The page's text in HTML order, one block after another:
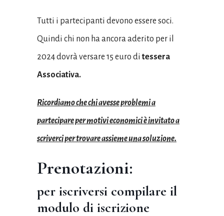
Tutti i partecipanti devono essere soci.
Quindi chi non ha ancora aderito per il
2024 dovrà versare 15 euro di tessera
Associativa.
Ricordiamo che chi avesse problemi a
partecipare per motivi economici è invitato a
scriverci per trovare assieme una soluzione.
Prenotazioni:
per iscriversi compilare il
modulo di iscrizione